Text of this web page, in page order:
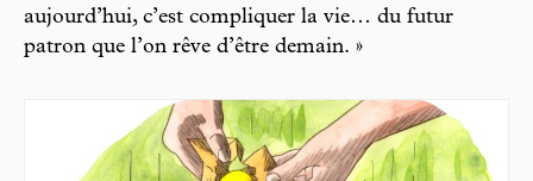
aujourd’hui, c’est compliquer la vie… du futur
patron que l’on rêve d’être demain. »